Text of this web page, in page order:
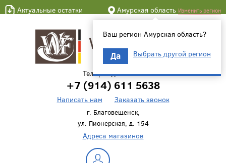
Актуальные остатки Амурская область Изменить регион
Ваш регион Амурская область?
Да Выбрать другой регион
Телефон для связи
+7 (914) 611 5638
Написать нам Заказать звонок
г. Благовещенск,
ул. Пионерская, д. 154
Адреса магазинов